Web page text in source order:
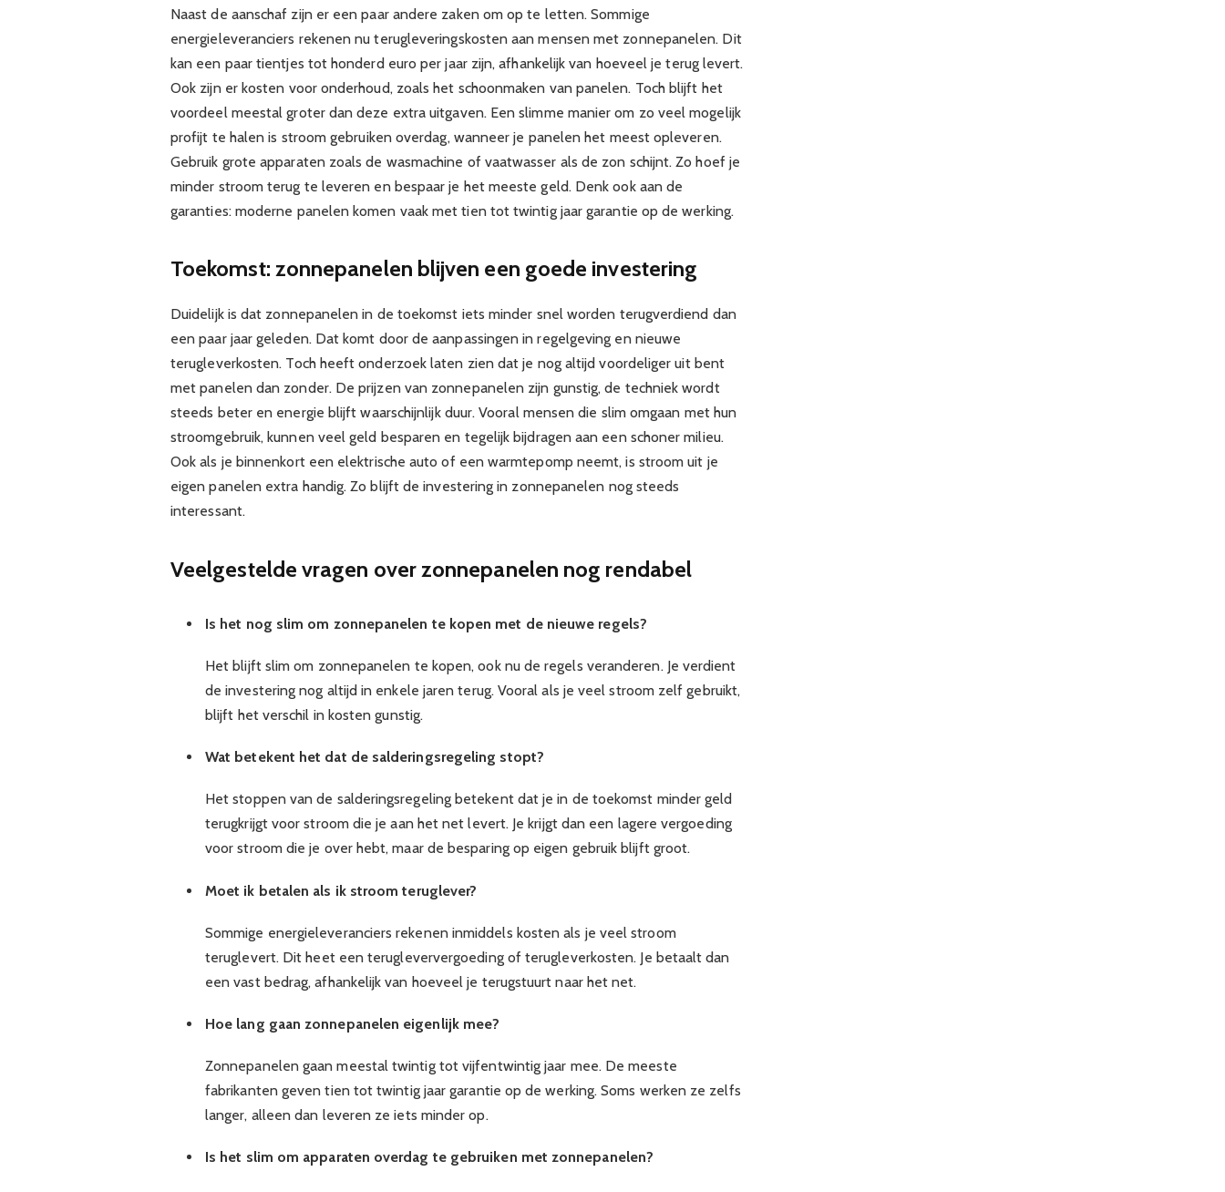
Naast de aanschaf zijn er een paar andere zaken om op te letten. Sommige
energieleveranciers rekenen nu terugleveringskosten aan mensen met zonnepanelen. Dit
kan een paar tientjes tot honderd euro per jaar zijn, afhankelijk van hoeveel je terug levert.
Ook zijn er kosten voor onderhoud, zoals het schoonmaken van panelen. Toch blijft het
voordeel meestal groter dan deze extra uitgaven. Een slimme manier om zo veel mogelijk
profijt te halen is stroom gebruiken overdag, wanneer je panelen het meest opleveren.
Gebruik grote apparaten zoals de wasmachine of vaatwasser als de zon schijnt. Zo hoef je
minder stroom terug te leveren en bespaar je het meeste geld. Denk ook aan de
garanties: moderne panelen komen vaak met tien tot twintig jaar garantie op de werking.
Toekomst: zonnepanelen blijven een goede investering
Duidelijk is dat zonnepanelen in de toekomst iets minder snel worden terugverdiend dan
een paar jaar geleden. Dat komt door de aanpassingen in regelgeving en nieuwe
terugleverkosten. Toch heeft onderzoek laten zien dat je nog altijd voordeliger uit bent
met panelen dan zonder. De prijzen van zonnepanelen zijn gunstig, de techniek wordt
steeds beter en energie blijft waarschijnlijk duur. Vooral mensen die slim omgaan met hun
stroomgebruik, kunnen veel geld besparen en tegelijk bijdragen aan een schoner milieu.
Ook als je binnenkort een elektrische auto of een warmtepomp neemt, is stroom uit je
eigen panelen extra handig. Zo blijft de investering in zonnepanelen nog steeds
interessant.
Veelgestelde vragen over zonnepanelen nog rendabel
Is het nog slim om zonnepanelen te kopen met de nieuwe regels?
Het blijft slim om zonnepanelen te kopen, ook nu de regels veranderen. Je verdient
de investering nog altijd in enkele jaren terug. Vooral als je veel stroom zelf gebruikt,
blijft het verschil in kosten gunstig.
Wat betekent het dat de salderingsregeling stopt?
Het stoppen van de salderingsregeling betekent dat je in de toekomst minder geld
terugkrijgt voor stroom die je aan het net levert. Je krijgt dan een lagere vergoeding
voor stroom die je over hebt, maar de besparing op eigen gebruik blijft groot.
Moet ik betalen als ik stroom teruglever?
Sommige energieleveranciers rekenen inmiddels kosten als je veel stroom
teruglevert. Dit heet een terugleververgoeding of terugleverkosten. Je betaalt dan
een vast bedrag, afhankelijk van hoeveel je terugstuurt naar het net.
Hoe lang gaan zonnepanelen eigenlijk mee?
Zonnepanelen gaan meestal twintig tot vijfentwintig jaar mee. De meeste
fabrikanten geven tien tot twintig jaar garantie op de werking. Soms werken ze zelfs
langer, alleen dan leveren ze iets minder op.
Is het slim om apparaten overdag te gebruiken met zonnepanelen?